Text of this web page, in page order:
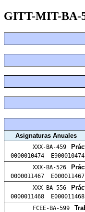
GITT-MIT-BA-
Asignaturas Anuales
XXX-BA-459
0000010474 E900010474
XXX-BA-526
0000011467 E000011467
XXX-BA-556
0000011468 E000011468
FCEE-BA-599